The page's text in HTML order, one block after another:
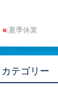
■:夏季休業
カテゴリー